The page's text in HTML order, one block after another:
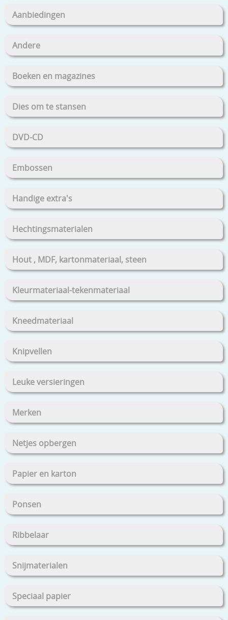
Aanbiedingen
Andere
Boeken en magazines
Dies om te stansen
DVD-CD
Embossen
Handige extra's
Hechtingsmaterialen
Hout , MDF, kartonmateriaal, steen
Kleurmateriaal-tekenmateriaal
Kneedmateriaal
Knipvellen
Leuke versieringen
Merken
Netjes opbergen
Papier en karton
Ponsen
Ribbelaar
Snijmaterialen
Speciaal papier